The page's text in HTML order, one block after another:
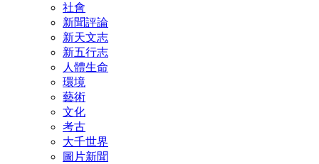
社會
新聞評論
新天文志
新五行志
人體生命
環境
藝術
文化
考古
大千世界
圖片新聞